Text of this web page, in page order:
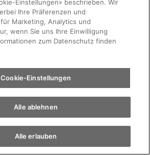
Angebote anzeigen
Angebote anzeigen
Terminvereinbarung
Auto finden
Elektromobilität
Einstellungen» beschrieben. Wir
Ihre Präferenzen und
Marketing, Analytics und
wenn Sie uns Ihre Einwilligung
zum Datenschutz finden
Cookie-Einstellungen
Alle ablehnen
Alle erlauben